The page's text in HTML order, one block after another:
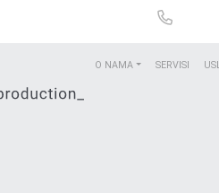
O NAMA SERVISI